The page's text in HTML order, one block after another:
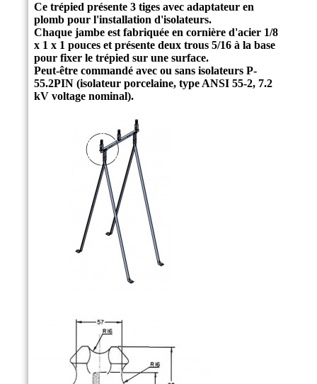
Ce trépied présente 3 tiges avec adaptateur en
plomb pour l'installation d'isolateurs.
Chaque jambe est fabriquée en cornière d'acier 1/8
x 1 x 1 pouces et présente deux trous 5/16 à la base
pour fixer le trépied sur une surface.
Peut-être commandé avec ou sans isolateurs P-
55.2PIN (isolateur porcelaine, type ANSI 55-2, 7.2
kV voltage nominal).